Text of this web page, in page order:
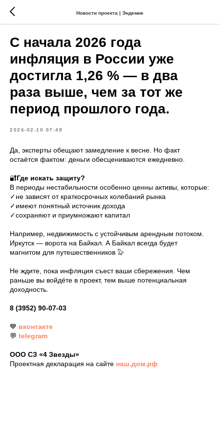
Новости проекта | Эндемик
С начала 2026 года
инфляция в России уже
достигла 1,26 % — в два
раза выше, чем за тот же
период прошлого года.
2026-02-10 07:48
Да, эксперты обещают замедление к весне. Но факт
остаётся фактом: деньги обесцениваются ежедневно.
🔐Где искать защиту?
В периоды нестабильности особенно ценны активы, которые:
✓не зависят от краткосрочных колебаний рынка
✓имеют понятный источник дохода
✓сохраняют и приумножают капитал
Например, недвижимость с устойчивым арендным потоком.
Иркутск — ворота на Байкал. А Байкал всегда будет
магнитом для путешественников 🦭
Не ждите, пока инфляция съест ваши сбережения. Чем
раньше вы войдёте в проект, тем выше потенциальная
доходность.
8 (3952) 90-07-03
💙 вконтакте
💬 telegram
ООО СЗ «4 Звезды»
Проектная декларация на сайте наш.дом.рф